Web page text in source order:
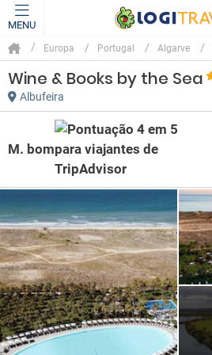
MENU
Europa Portugal Algarve
Wine & Books by the Sea
Albufeira
M. bom